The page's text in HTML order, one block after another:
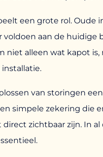
een grote rol. Oude
aan de huidige
niet alleen wat kapot
van storingen
simpele zekering
zichtbaar zijn. In al